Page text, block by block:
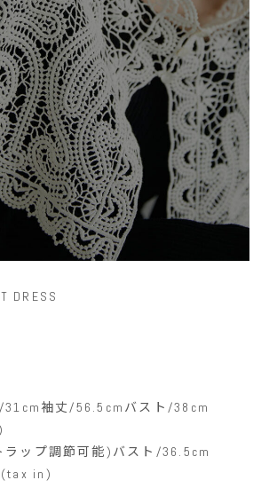
DRESS
袖丈/56.5cmバスト/38cm
ップ調節可能)バスト/36.5cm
in)